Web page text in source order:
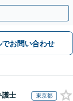
でお問い合わせ
護士 東京都